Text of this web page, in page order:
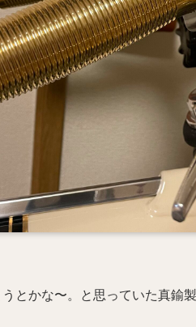
とかな〜。と思っていた真鍮